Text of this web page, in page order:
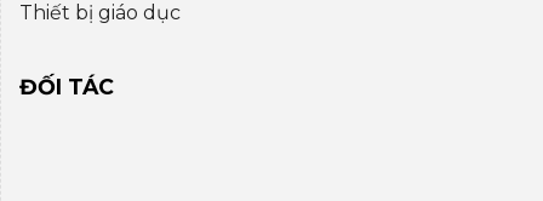
Thiết bị giáo dục
ĐỐI TÁC